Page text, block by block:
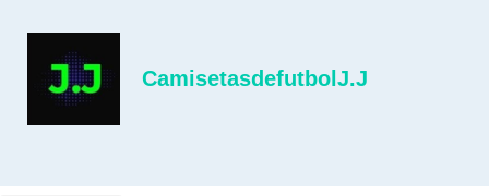
CamisetasdefutbolJ.J